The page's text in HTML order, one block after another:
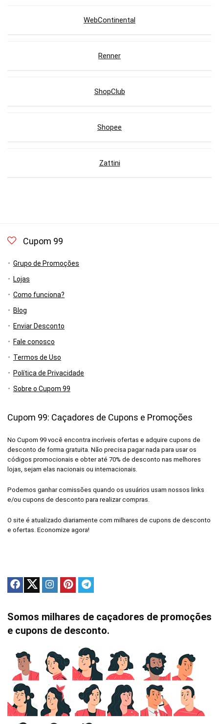
WebContinental
Renner
ShopClub
Shopee
Zattini
Cupom 99
Grupo de Promoções
Lojas
Como funciona?
Blog
Enviar Desconto
Fale conosco
Termos de Uso
Política de Privacidade
Sobre o Cupom 99
Cupom 99: Caçadores de Cupons e Promoções
No Cupom 99 você encontra incríveis ofertas e adquire cupons de
desconto de forma gratuita. Não precisa pagar nada para usar os
códigos promocionais e obter até 70% de desconto nas melhores
lojas, sejam elas nacionais ou internacionais.
Podemos ganhar comissões quando os usuários usam nossos links
e/ou cupons de desconto para realizar compras.
O site é atualizado diariamente com milhares de cupons de desconto
e ofertas. Economize agora!
Somos milhares de caçadores de promoções
e cupons de desconto.